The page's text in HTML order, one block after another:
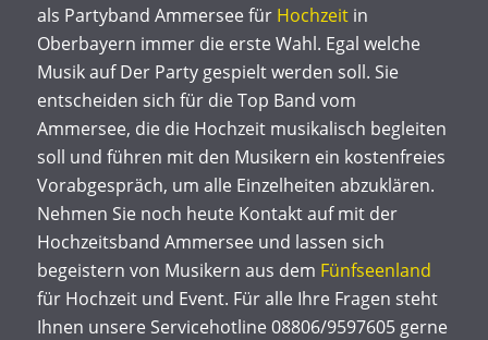
als Partyband Ammersee für Hochzeitin
Oberbayern immer die erste Wahl. Egal welche
Musik auf Der Party gespielt werden soll. Sie
entscheiden sich für die Top Band vom
Ammersee, die die Hochzeit musikalisch begleiten
soll und führen mit den Musikern ein kostenfreies
Vorabgespräch, um alle Einzelheiten abzuklären.
Nehmen Sie noch heute Kontakt auf mit der
Hochzeitsband Ammersee und lassen sich
begeistern von Musikern aus dem Fünfseenland
für Hochzeit und Event. Für alle Ihre Fragen steht
Ihnen unsere Servicehotline 08806/9597605 gerne